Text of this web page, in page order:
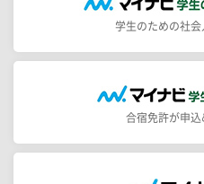
学生のための社
合宿免許が申込